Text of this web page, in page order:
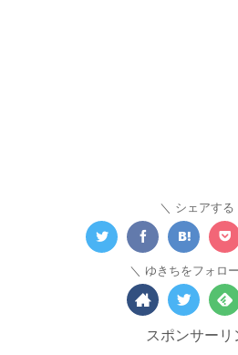
シェアする
ゆきちをフォロ
スポンサーリ